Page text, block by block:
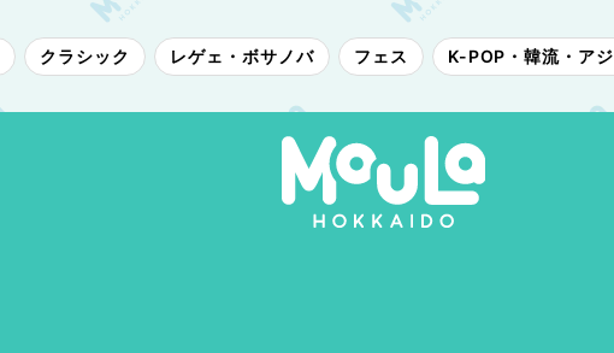
クラシック レゲェ・ボサノバ フェス K-POP・韓流・ア